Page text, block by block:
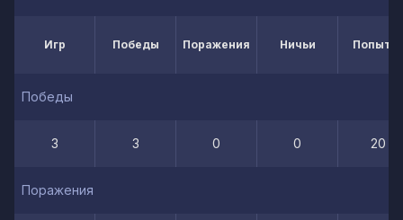
Игр Победы Поражения Ничьи
Победы
3 3 0 0 20
Поражения